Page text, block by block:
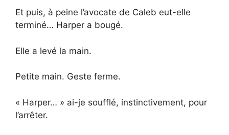
Et puis, à peine l’avocate de Caleb eut-elle
terminé… Harper a bougé.
Elle a levé la main.
Petite main. Geste ferme.
« Harper… » ai-je soufflé, instinctivement, pour
l’arrêter.